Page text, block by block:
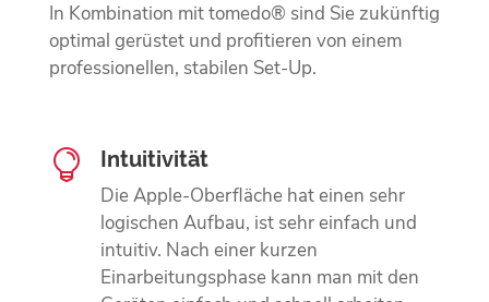
In Kombination mit tomedo® sind Sie zukünftig
optimal gerüstet und profitieren von einem
professionellen, stabilen Set-Up.
 Intuitivität
Die Apple-Oberfläche hat einen sehr
logischen Aufbau, ist sehr einfach und
intuitiv. Nach einer kurzen
Einarbeitungsphase kann man mit den